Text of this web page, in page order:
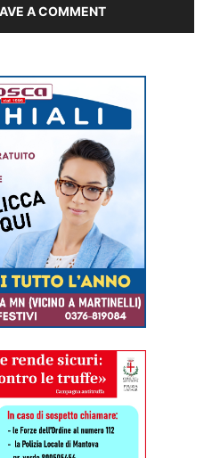
A COMMENT